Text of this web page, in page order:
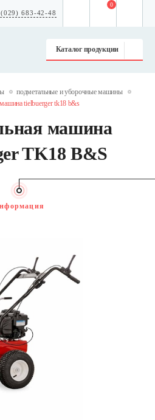
683-42-48
Каталог продукции
0
подметальные и уборочные машины
tielbuerger tk18 b&s
машина
TK18 B&S